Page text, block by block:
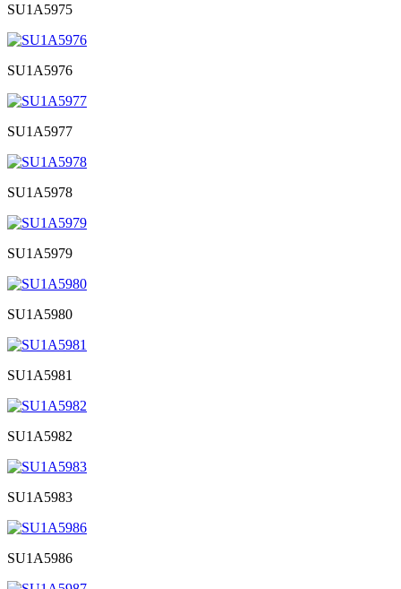
SU1A5975
SU1A5976
SU1A5977
SU1A5978
SU1A5979
SU1A5980
SU1A5981
SU1A5982
SU1A5983
SU1A5986